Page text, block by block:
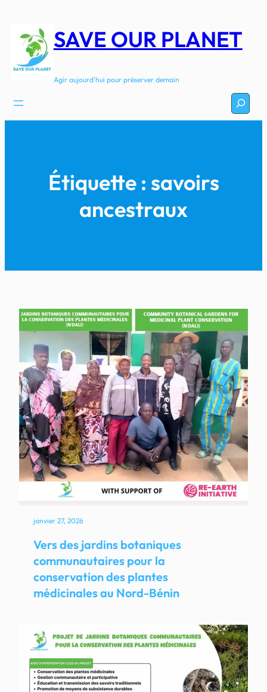
contenu
SAVE OUR PLANET
Agir aujourd'hui pour préserver demain
Étiquette : savoirs
ancestraux
janvier 27, 2026
Vers des jardins botaniques
communautaires pour la
conservation des plantes
médicinales au Nord-Bénin